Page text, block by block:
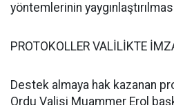
yöntemlerinin
PROTOKOLLER VALİLİKTE
Destek almaya hak kazanan
Ordu Valisi Muammer Erol